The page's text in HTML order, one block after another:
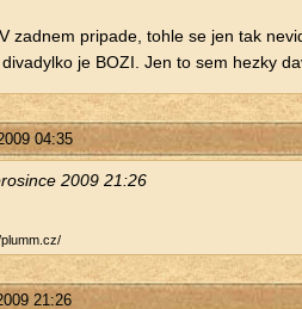
zad­nem pri­pa­de, tohle se jen tak
je BOZI. Jen to sem hezky
04:35
2009 21:26
21:26